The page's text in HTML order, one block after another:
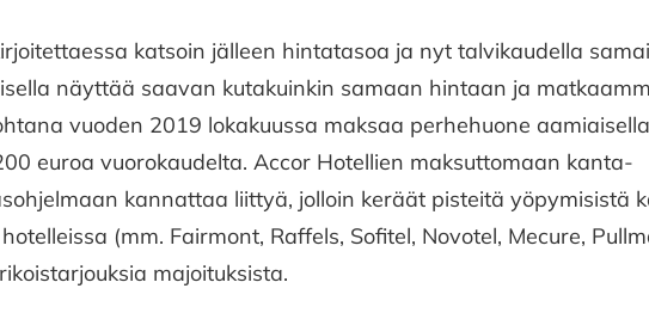
katsoin jälleen hintatasoa ja nyt talvikaudella
näyttää saavan kutakuinkin samaan hintaan ja
vuoden 2019 lokakuussa maksaa perhehuone
euroa vuorokaudelta. Accor Hotellien maksuttomaan kanta-
kannattaa liittyä, jolloin keräät pisteitä yöpymisistä
(mm. Fairmont, Raffels, Sofitel, Novotel, Mecure,
majoituksista.